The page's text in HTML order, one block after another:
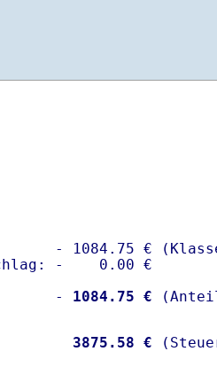
- 1084.75 €
-    0.00 €
-
1084.75 €
3875.58 €